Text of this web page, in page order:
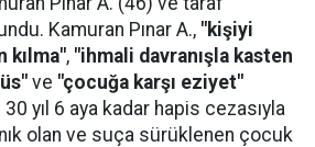
Kamuran Pınar A., "kişiyi
kılma", "ihmali davranışla kasten
ve "çocuğa karşı eziyet"
yıl 6 aya kadar hapis cezasıyla
olan ve suça sürüklenen çocuk